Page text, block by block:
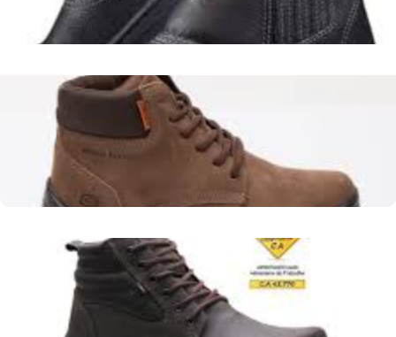
Leer más
Botas de Segurança Femininas: Proteção e Estilo em Morro
Agudo de Goiás - GO
Garantir a Segurança Ocupacional Feminina com Calçados
Adequados
Moda Country em Arvoredo - SC: Encontre o Melhor Estilo
Rural!
Disponibilizar informações sobre locais e opções de compra
de vestuário country em Arvoredo - SC.